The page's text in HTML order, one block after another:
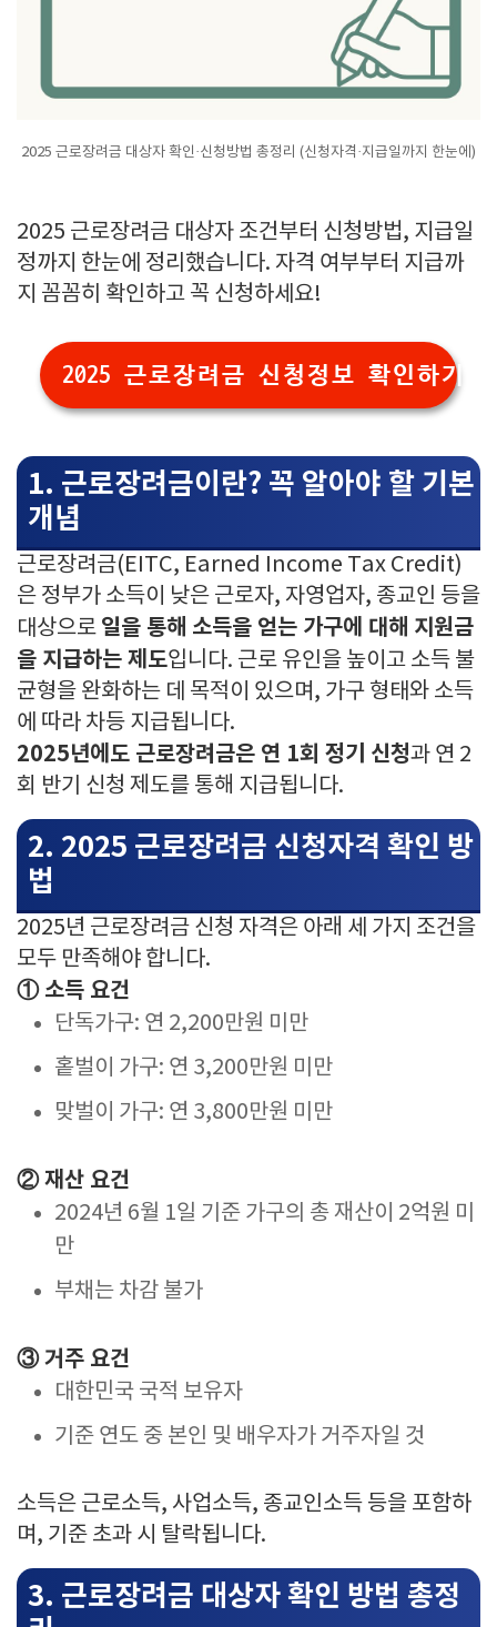
2025 근로장려금 대상자 확인·신청방법 총정리 (신청자격·지급일까지 한눈에)
2025 근로장려금 대상자 조건부터 신청방법, 지급일
정까지 한눈에 정리했습니다. 자격 여부부터 지급까
지 꼼꼼히 확인하고 꼭 신청하세요!
2025 근로장려금 신청정보 확인하기👆
1. 근로장려금이란? 꼭 알아야 할 기본
개념
근로장려금(EITC, Earned Income Tax Credit)
은 정부가 소득이 낮은 근로자, 자영업자, 종교인 등을
대상으로 일을 통해 소득을 얻는 가구에 대해 지원금
을 지급하는 제도입니다. 근로 유인을 높이고 소득 불
균형을 완화하는 데 목적이 있으며, 가구 형태와 소득
에 따라 차등 지급됩니다.
2025년에도 근로장려금은 연 1회 정기 신청과 연 2
회 반기 신청 제도를 통해 지급됩니다.
2. 2025 근로장려금 신청자격 확인 방
법
2025년 근로장려금 신청 자격은 아래 세 가지 조건을
모두 만족해야 합니다.
① 소득 요건
단독가구: 연 2,200만원 미만
홑벌이 가구: 연 3,200만원 미만
맞벌이 가구: 연 3,800만원 미만
② 재산 요건
2024년 6월 1일 기준 가구의 총 재산이 2억원 미
만
부채는 차감 불가
③ 거주 요건
대한민국 국적 보유자
기준 연도 중 본인 및 배우자가 거주자일 것
소득은 근로소득, 사업소득, 종교인소득 등을 포함하
며, 기준 초과 시 탈락됩니다.
3. 근로장려금 대상자 확인 방법 총정